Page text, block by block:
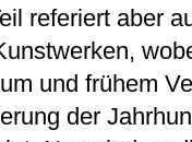
referiert aber
und frühem
der